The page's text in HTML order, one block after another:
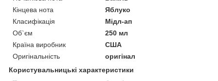
Кінцева нота
Яблуко
Класифікація
Мідл-ап
Об`єм
250 мл
Країна виробник
США
Оригінальність
оригінал
Користувальницькі характеристики